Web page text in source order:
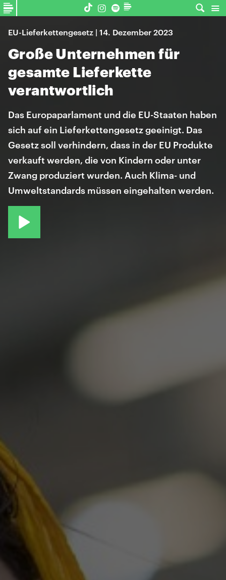
EU-Lieferkettengesetz | 14. Dezember 2023
Große Unternehmen für
gesamte Lieferkette
verantwortlich
Das Europaparlament und die EU-Staaten haben
sich auf ein Lieferkettengesetz geeinigt. Das
Gesetz soll verhindern, dass in der EU Produkte
verkauft werden, die von Kindern oder unter
Zwang produziert wurden. Auch Klima- und
Umweltstandards müssen eingehalten werden.